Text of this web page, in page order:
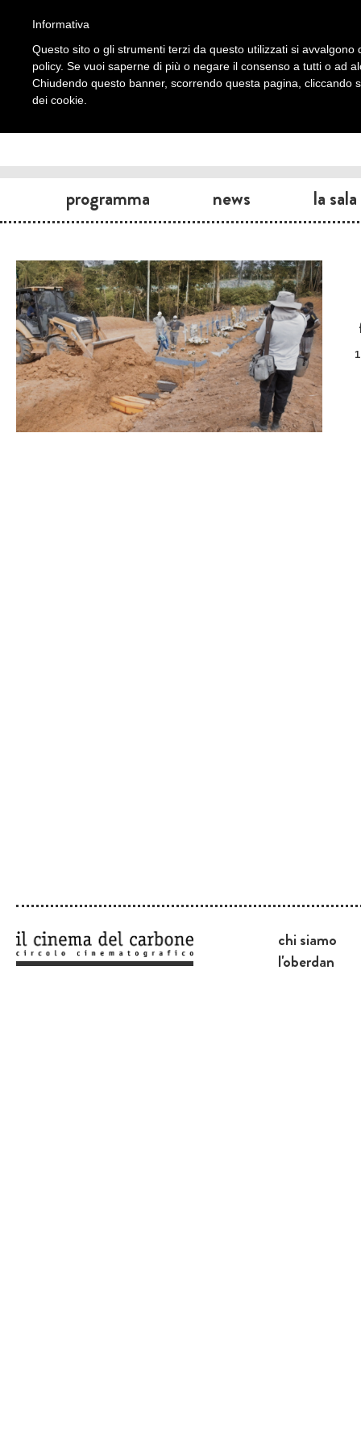
programma news la sala
chi siamo
l'oberdan
Informativa
Questo sito o gli strumenti terzi da questo utilizzati si
policy. Se vuoi saperne di più o negare il consenso a tutti o ad
Chiudendo questo banner, scorrendo questa pagina, cliccando
dei cookie.